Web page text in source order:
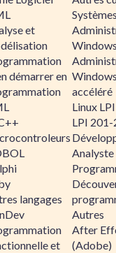
et
démarrer en
langages
et
accéléré
Linux LPI
LPI 201-
Analyste
Autres
After
(Adobe)